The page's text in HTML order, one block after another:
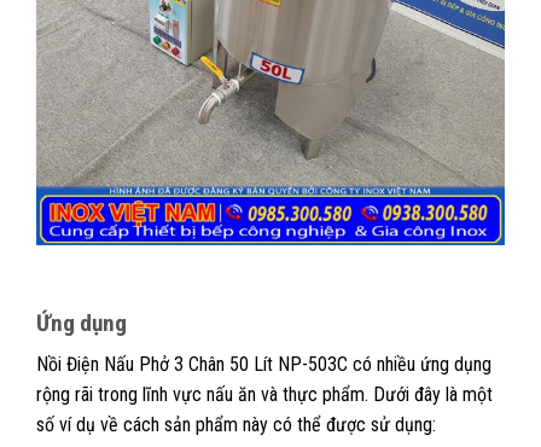
Ứng dụng
Nồi Điện Nấu Phở 3 Chân 50 Lít NP-503C có nhiều ứng dụng
rộng rãi trong lĩnh vực nấu ăn và thực phẩm. Dưới đây là một
số ví dụ về cách sản phẩm này có thể được sử dụng: